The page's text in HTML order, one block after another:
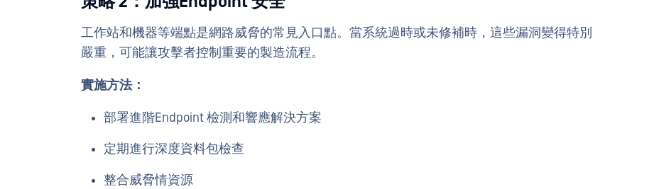
工作站和機器等端點是網路威脅的常見入口點。當系統過時或未修補時，這些漏洞變得特別
嚴重，可能讓攻擊者控制重要的製造流程。
實施方法：
部署進階Endpoint 檢測和響應解決方案
定期進行深度資料包檢查
整合威脅情資源